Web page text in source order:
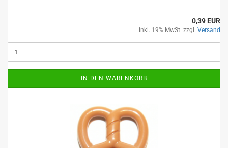
0,39 EUR
inkl. 19% MwSt. zzgl. Versand
IN DEN WARENKORB